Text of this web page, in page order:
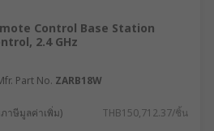
Control Base Station
2.4 GHz
Part No. ZARB18W
าษีมูลค่าเพิ่ม) THB150,712.37/ชิ้น